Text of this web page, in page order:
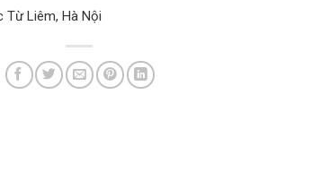
Từ Liêm, Hà Nội